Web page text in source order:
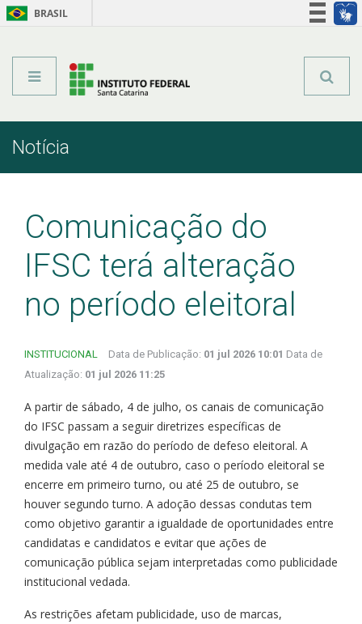
BRASIL
NotíciaInício
Comunicação do
IFSC terá alteração
no período eleitoral
INSTITUCIONAL Data de Publicação: 01 jul 2026 10:01 Data de
Atualização: 01 jul 2026 11:25
A partir de sábado, 4 de julho, os canais de comunicação
do IFSC passam a seguir diretrizes específicas de
divulgação em razão do período de defeso eleitoral. A
medida vale até 4 de outubro, caso o período eleitoral se
encerre em primeiro turno, ou até 25 de outubro, se
houver segundo turno. A adoção dessas condutas tem
como objetivo garantir a igualdade de oportunidades entre
candidatas e candidatos e evitar que ações de
comunicação pública sejam interpretadas como publicidade
institucional vedada.
As restrições afetam publicidade, uso de marcas,